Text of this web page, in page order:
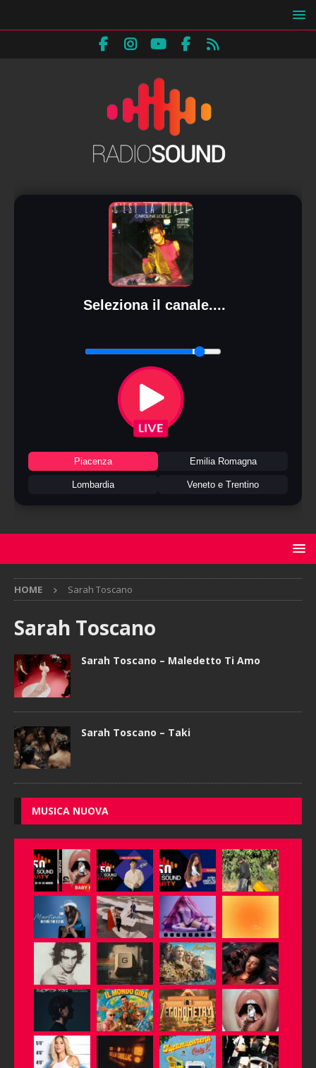
Seleziona il canale....
Piacenza Emilia Romagna
Lombardia Veneto e Trentino
HOME Sarah Toscano
Sarah Toscano
Sarah Toscano – Maledetto Ti Amo
Sarah Toscano – Taki
MUSICA NUOVA